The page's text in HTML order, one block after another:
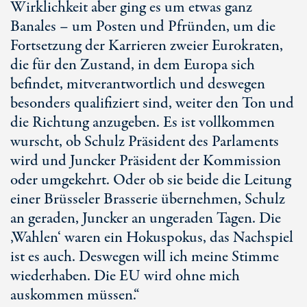
Wirklichkeit aber ging es um etwas ganz
Banales – um Posten und Pfründen, um die
Fortsetzung der Karrieren zweier Eurokraten,
die für den Zustand, in dem Europa sich
befindet, mitverantwortlich und deswegen
besonders qualifiziert sind, weiter den Ton und
die Richtung anzugeben. Es ist vollkommen
wurscht, ob Schulz Präsident des Parlaments
wird und Juncker Präsident der Kommission
oder umgekehrt. Oder ob sie beide die Leitung
einer Brüsseler Brasserie übernehmen, Schulz
an geraden, Juncker an ungeraden Tagen. Die
‚Wahlen‘ waren ein Hokuspokus, das Nachspiel
ist es auch. Deswegen will ich meine Stimme
wiederhaben. Die EU wird ohne mich
auskommen müssen.“